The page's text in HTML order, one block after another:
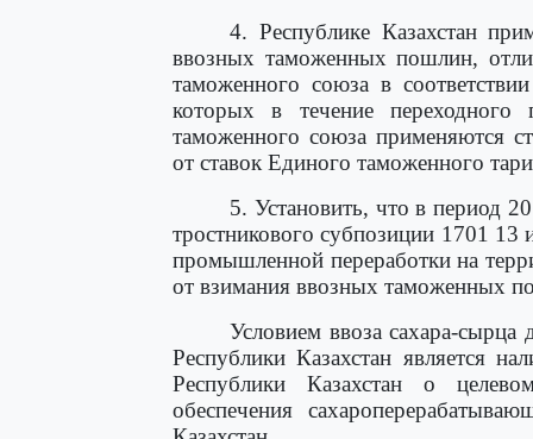
4. Республике Казахстан
ввозных таможенных пошлин,
таможенного союза в
которых в течение переходного
таможенного союза применяются
от ставок Единого таможенного
5. Установить, что в период
тростникового субпозиции 1701
промышленной переработки на
от взимания ввозных таможенных
Условием ввоза сахара-
Республики Казахстан является
Республики Казахстан о
обеспечения